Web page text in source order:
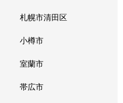
札幌市清田区
小樽市
室蘭市
帯広市